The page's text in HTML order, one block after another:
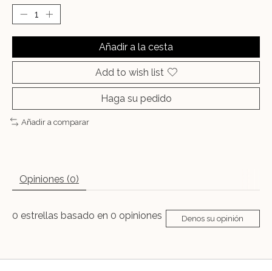
Añadir a la cesta
Add to wish list
Haga su pedido
Añadir a comparar
Opiniones (0)
0 estrellas basado en 0 opiniones Denos su opinión